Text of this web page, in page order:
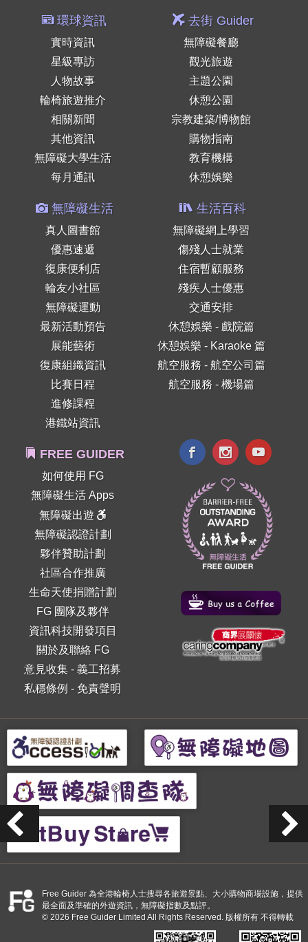
環球資訊
實時資訊
星級專訪
人物故事
輪椅旅遊推介
相關新聞
其他資訊
無障礙大學生活
每月通訊
去街 Guider
無障礙餐廳
觀光旅遊
主題公園
休憩公園
宗教建築/博物館
購物指南
教育機構
休憩娛樂
無障礙生活
真人圖書館
優惠速遞
復康便利店
輪友小社區
無障礙運動
最新活動預告
展能藝術
復康組織資訊
比賽日程
進修課程
港鐵站資訊
生活百科
無障礙網上學習
傷殘人士就業
住宿暫顧服務
殘疾人士優惠
交通安排
休憩娛樂 - 戲院篇
休憩娛樂 - Karaoke 篇
航空服務 - 航空公司篇
航空服務 - 機場篇
FREE GUIDER
如何使用 FG
無障礙生活 Apps
無障礙出遊
無障礙認證計劃
夥伴贊助計劃
社區合作推廣
生命天使捐贈計劃
FG 團隊及夥伴
資訊科技開發項目
關於及聯絡 FG
意見收集 -義工招募
私穩條例 - 免責聲明
Free Guider 為全港輪椅人士搜尋各旅遊景點、大小購物商場設施，提供
最全面及準確的外遊資訊，無障礙指數及點評。
© 2026 Free Guider Limited All Rights Reserved. 版權所有 不得轉載